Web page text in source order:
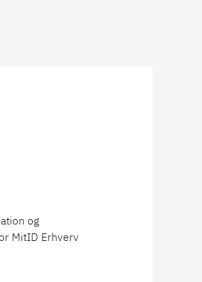
og
MitID Erhverv